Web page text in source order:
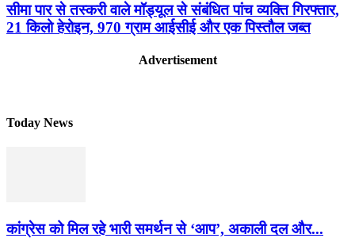
सीमा पार से तस्करी वाले मॉड्यूल से संबंधित पांच व्यक्ति गिरफ्तार,
21 किलो हेरोइन, 970 ग्राम आईसीई और एक पिस्तौल जब्त
Advertisement
Today News
कांग्रेस को मिल रहे भारी समर्थन से ‘आप’, अकाली दल और...